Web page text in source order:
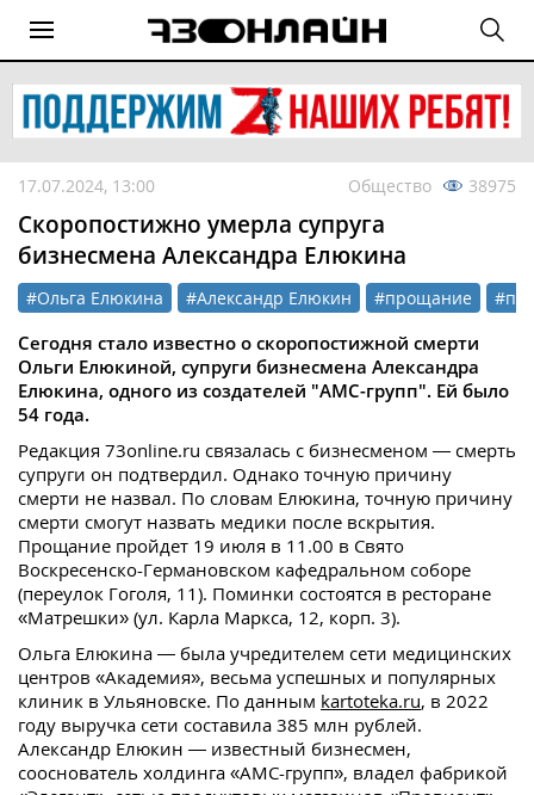
17.07.2024, 13:00 Общество 38975
Скоропостижно умерла супруга
бизнесмена Александра Елюкина
#Ольга Елюкина #Александр Елюкин #прощание
Сегодня стало известно о скоропостижной смерти
Ольги Елюкиной, супруги бизнесмена Александра
Елюкина, одного из создателей "АМС-групп". Ей было
54 года.
Редакция 73online.ru связалась с бизнесменом — смерть
супруги он подтвердил. Однако точную причину
смерти не назвал. По словам Елюкина, точную причину
смерти смогут назвать медики после вскрытия.
Прощание пройдет 19 июля в 11.00 в Свято
Воскресенско-Германовском кафедральном соборе
(переулок Гоголя, 11). Поминки состоятся в ресторане
«Матрешки» (ул. Карла Маркса, 12, корп. 3).
Ольга Елюкина — была учредителем сети медицинских
центров «Академия», весьма успешных и популярных
клиник в Ульяновске. По данным kartoteka.ru, в 2022
году выручка сети составила 385 млн рублей.
Александр Елюкин — известный бизнесмен,
сооснователь холдинга «АМС-групп», владел фабрикой